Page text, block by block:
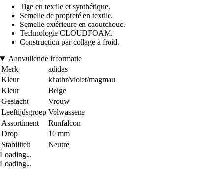
Tige en textile et synthétique.
Semelle de propreté en textile.
Semelle extérieure en caoutchouc.
Technologie CLOUDFOAM.
Construction par collage à froid.
Aanvullende informatie
Merk
adidas
Kleur
khathr/violet/magmau
Kleur
Beige
Geslacht
Vrouw
Leeftijdsgroep Volwassene
Assortiment
Runfalcon
Drop
10 mm
Stabiliteit
Neutre
Loading...
Loading...